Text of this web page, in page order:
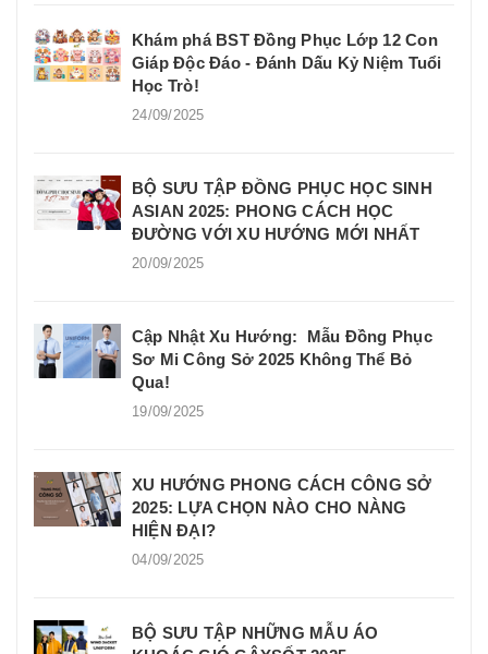
Khám phá BST Đồng Phục Lớp 12 Con
Giáp Độc Đáo - Đánh Dấu Kỷ Niệm Tuổi
Học Trò!
24/09/2025
BỘ SƯU TẬP ĐỒNG PHỤC HỌC SINH
ASIAN 2025: PHONG CÁCH HỌC
ĐƯỜNG VỚI XU HƯỚNG MỚI NHẤT
20/09/2025
Cập Nhật Xu Hướng: Mẫu Đồng Phục
Sơ Mi Công Sở 2025 Không Thể Bỏ
Qua!
19/09/2025
XU HƯỚNG PHONG CÁCH CÔNG SỞ
2025: LỰA CHỌN NÀO CHO NÀNG
HIỆN ĐẠI?
04/09/2025
BỘ SƯU TẬP NHỮNG MẪU ÁO